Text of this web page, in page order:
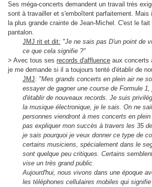
Ses méga-concerts demandent un travail très
sont à travailler et s'emboîtent parfaitement. Mais
la plus grande crainte de Jean-Michel. C'est le
pantalon.
JMJ rit et dit: "Je ne sais pas D'un point de
ce que cela signifie ?"
> Avec tous ses records d'affluence aux concerts
je me demande si il a toujours tenté d'établir de
JMJ: "Mes grands concerts en plein air ne
essayer de gagner une course de Formule
d'établir de nouveaux records. Je suis
la musique électronique, je le sais. On ne
personnes viendront à mes concerts en
pas expliquer mon succès à travers les 35
je sais pourquoi je veux donner ce type de
certains musiciens, spécialement dans le
sont quelque peu critiques. Certains
vise un très grand public.
Aujourd'hui, nous vivons dans une époque
les téléphones cellulaires mobiles qui